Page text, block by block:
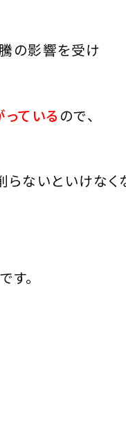
の影響を受け
ている ので、
らないといけなく
す。